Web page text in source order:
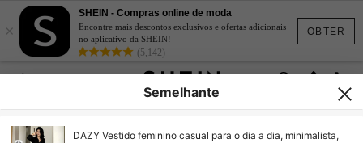
OBTER
×
SHEIN - Compras online de moda
Encontre mais descontos exclusivos e ofertas adicionais
no aplicativo da SHEIN!
(5,142)
Semelhante
DAZY Vestido feminino casual para o dia a dia, minimalista,